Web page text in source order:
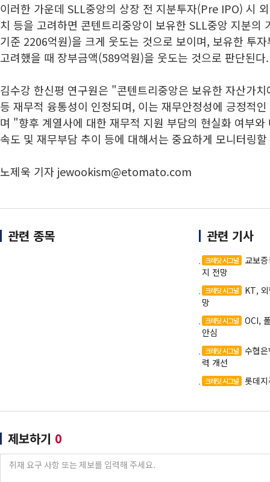
이러한 가운데 SLL중앙의 상장 전 지분투자(Pre IPO) 시
치 등을 고려하면 콘텐트리중앙이 보유한 SLL중앙 지분의
기준 2206억원)을 크게 웃도는 것으로 보이며, 보유한 투
고려했을 때 장부금액(589억원)을 웃도는 것으로 판단된다.
김수강 한신평 연구원은 "콘텐트리중앙은 보유한 자산가
등 재무적 융통성이 인정되며, 이는 재무안정성에 긍정적
며 "향후 계열사에 대한 재무적 지원 부담의 현실화 여부
속도 및 재무부담 추이 등에 대해서는 중요하게 모니터링
노제욱 기자 jewookism@etomato.com
관련 종목 관련 기사
크레딧 시그널
교보
지 전망
크레딧 시그널
KT,
망
크레딧 시그널
OCI,
안심
크레딧 시그널
수협
력 개선
크레딧 시그널 롯데
제보하기 0